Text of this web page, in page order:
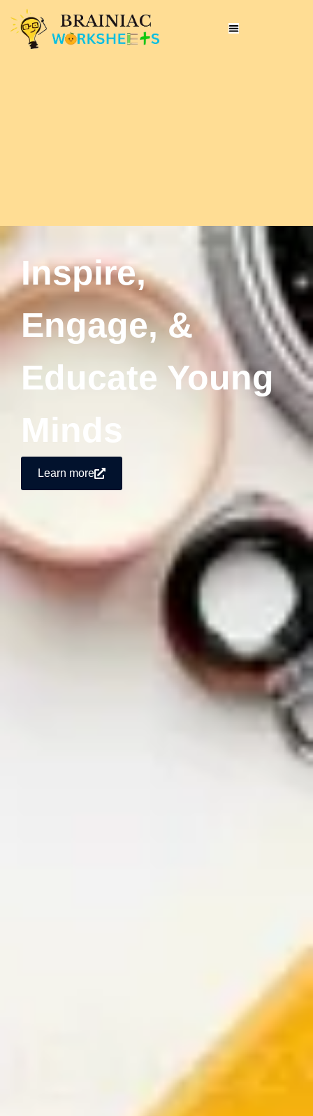
Inspire,
Engage, &
Educate Young
Minds
Learn more